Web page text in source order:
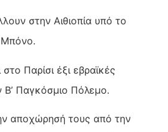
στην Αιθιοπία υπό το
Μπόνο.
Παρίσι έξι εβραϊκές
Παγκόσμιο Πόλεμο.
αποχώρησή τους από την